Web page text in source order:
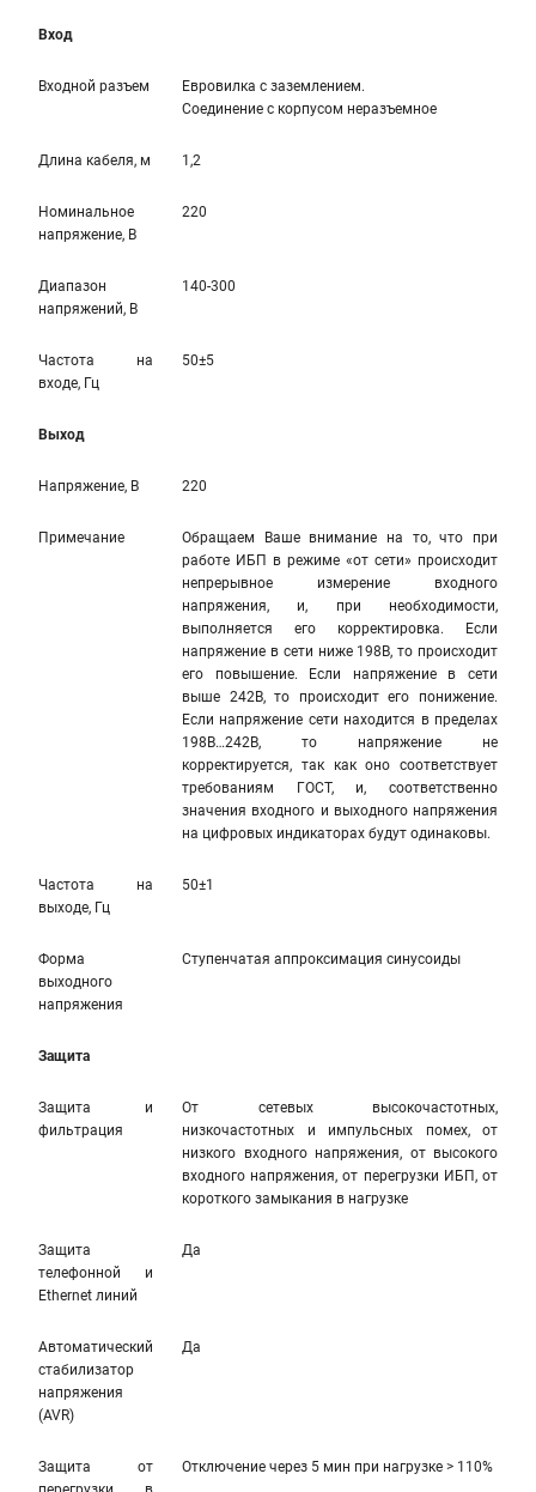
Вход
Входной разъем
Евровилка с заземлением.
Соединение с корпусом неразъемное
Длина кабеля, м 1,2
Номинальное
напряжение, В
220
Диапазон
напряжений, В
140-300
Частота на
входе, Гц
50±5
Выход
Напряжение, В 220
Примечание
Обращаем Ваше внимание на то, что при
работе ИБП в режиме «от сети» происходит
непрерывное измерение входного
напряжения, и, при необходимости,
выполняется его корректировка. Если
напряжение в сети ниже 198В, то происходит
его повышение. Если напряжение в сети
выше 242В, то происходит его понижение.
Если напряжение сети находится в пределах
198В…242В, то напряжение не
корректируется, так как оно соответствует
требованиям ГОСТ, и, соответственно
значения входного и выходного напряжения
на цифровых индикаторах будут одинаковы.
Частота на
выходе, Гц
50±1
Форма
выходного
напряжения
Ступенчатая аппроксимация синусоиды
Защита
Защита и
фильтрация
От сетевых высокочастотных,
низкочастотных и импульсных помех, от
низкого входного напряжения, от высокого
входного напряжения, от перегрузки ИБП, от
короткого замыкания в нагрузке
Защита
телефонной и
Ethernet линий
Да
Автоматический
стабилизатор
напряжения
(AVR)
Да
Защита от
Отключение через 5 мин при нагрузке > 110%